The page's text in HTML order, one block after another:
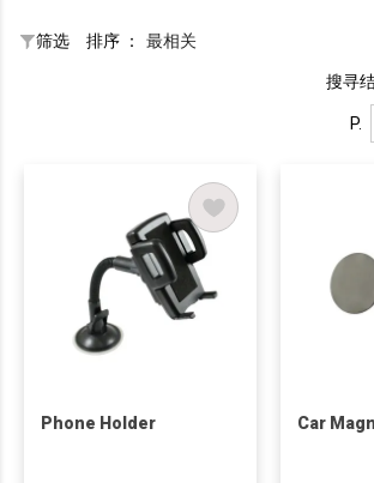
筛选 排序 ： 最相关
搜寻
P.
Phone Holder Car